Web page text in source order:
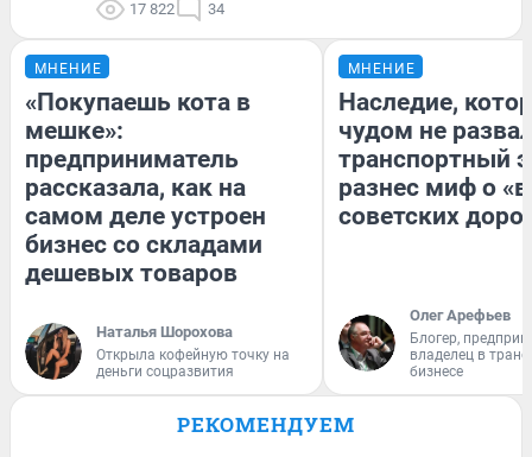
17 822 34
МНЕНИЕ
«Покупаешь кота в
мешке»:
предприниматель
рассказала, как на
самом деле устроен
бизнес со складами
дешевых товаров
Наталья Шорохова
Открыла кофейную точку на
деньги соцразвития
МНЕНИЕ
Наследие,
чудом не
транспортный
разнес миф о
советских
Олег Арефьев
Блогер,
владелец в
бизнесе
РЕКОМЕНДУЕМ